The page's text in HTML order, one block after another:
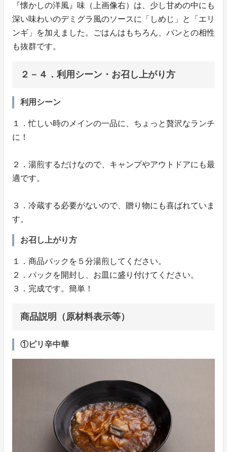
『懐かしの洋風』味（上画像右）は、少し甘めの中にも
深い味わいのデミグラ風のソースに「しめじ」と「エリ
ンギ」を加えました。ごはんはもちろん、パンとの相性
も抜群です。
２－４．利用シーン・お召し上がり方
利用シーン
１．忙しい時のメインの一品に、ちょっと贅沢なランチ
に！
２．湯煎するだけなので、キャンプやアウトドアにも最
適です。
３．冷蔵する必要がないので、贈り物にも喜ばれていま
す。
お召し上がり方
１．商品パックを５分湯煎してください。
２．パックを開封し、お皿に盛り付けてください。
３．完成です。簡単！
商品説明（原材料表示等）
①ピリ辛中華